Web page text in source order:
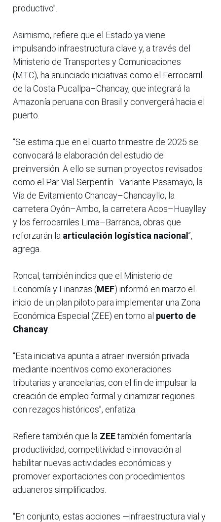
productivo”.
Asimismo, refiere que el Estado ya viene
impulsando infraestructura clave y, a través del
Ministerio de Transportes y Comunicaciones
(MTC), ha anunciado iniciativas como el Ferrocarril
de la Costa Pucallpa–Chancay, que integrará la
Amazonía peruana con Brasil y convergerá hacia el
puerto.
“Se estima que en el cuarto trimestre de 2025 se
convocará la elaboración del estudio de
preinversión. A ello se suman proyectos revisados
como el Par Vial Serpentín–Variante Pasamayo, la
Vía de Evitamiento Chancay–Chancayllo, la
carretera Oyón–Ambo, la carretera Acos–Huayllay
y los ferrocarriles Lima–Barranca, obras que
reforzarán la articulación logística nacional”,
agrega.
Roncal, también indica que el Ministerio de
Economía y Finanzas (MEF) informó en marzo el
inicio de un plan piloto para implementar una Zona
Económica Especial (ZEE) en torno al puerto de
Chancay
“Esta iniciativa apunta a atraer inversión privada
mediante incentivos como exoneraciones
tributarias y arancelarias, con el fin de impulsar la
creación de empleo formal y dinamizar regiones
con rezagos históricos”, enfatiza.
Refiere también que la ZEEtambién fomentaría
productividad, competitividad e innovación al
habilitar nuevas actividades económicas y
promover exportaciones con procedimientos
aduaneros simplificados.
“En conjunto, estas acciones —infraestructura vial y